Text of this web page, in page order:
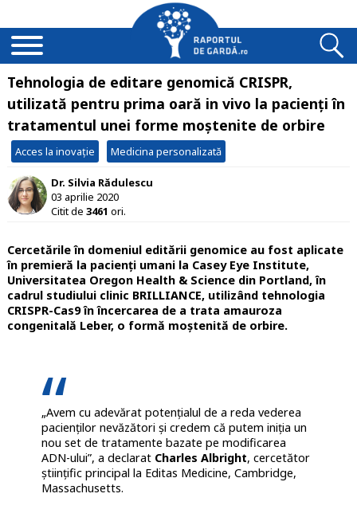
Tehnologia de editare genomică CRISPR,
utilizată pentru prima oară in vivo la pacienți în
tratamentul unei forme moștenite de orbire
Acces la inovație Medicina personalizată
Dr. Silvia Rădulescu
03 aprilie 2020
Citit de 3461 ori.
Cercetările în domeniul editării genomice au fost aplicate
în premieră la pacienți umani la Casey Eye Institute,
Universitatea Oregon Health & Science din Portland, în
cadrul studiului clinic BRILLIANCE, utilizând tehnologia
CRISPR-Cas9 în încercarea de a trata amauroza
congenitală Leber, o formă moștenită de orbire.
„Avem cu adevărat potențialul de a reda vederea
pacienților nevăzători și credem că putem iniția un
nou set de tratamente bazate pe modificarea
ADN-ului”, a declarat Charles Albright, cercetător
științific principal la Editas Medicine, Cambridge,
Massachusetts.